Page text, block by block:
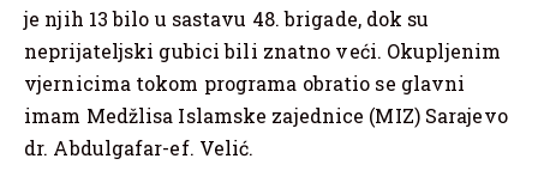
je njih 13 bilo u sastavu 48. brigade, dok su
neprijateljski gubici bili znatno veći. Okupljenim
vjernicima tokom programa obratio se glavni
imam Medžlisa Islamske zajednice (MIZ) Sarajevo
dr. Abdulgafar-ef. Velić.